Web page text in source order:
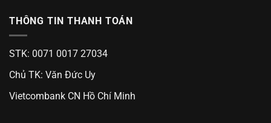
THÔNG TIN THANH TOÁN
STK: 0071 0017 27034
Chủ TK: Văn Đức Uy
Vietcombank CN Hồ Chí Minh